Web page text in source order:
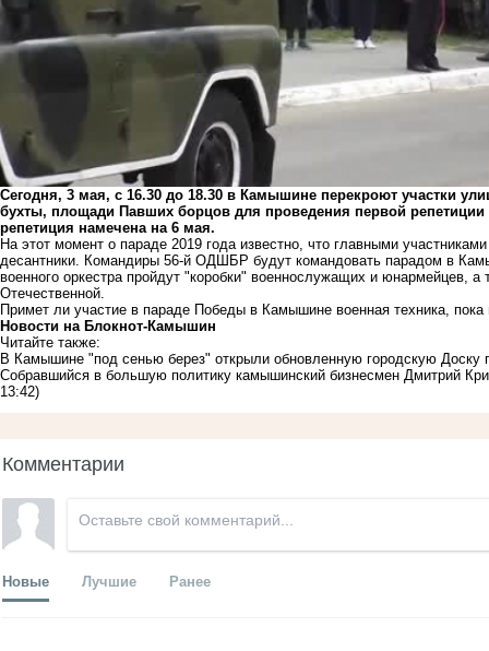
Сегодня, 3 мая, с 16.30 до 18.30 в Камышине перекроют участки
бухты, площади Павших борцов для проведения первой
репетиция намечена на 6 мая.
На этот момент о параде 2019 года известно, что главными
десантники. Командиры 56-й ОДШБР будут командовать парадом в
военного оркестра пройдут "коробки" военнослужащих и юнармейцев,
Отечественной.
Примет ли участие в параде Победы в Камышине военная техника,
Новости на Блoкнoт-Камышин
Читайте также:
В Камышине "под сенью берез" открыли обновленную городскую Доску
Собравшийся в большую политику камышинский бизнесмен Дмитрий
13:42)
Комментарии
Новые Лучшие Ранее